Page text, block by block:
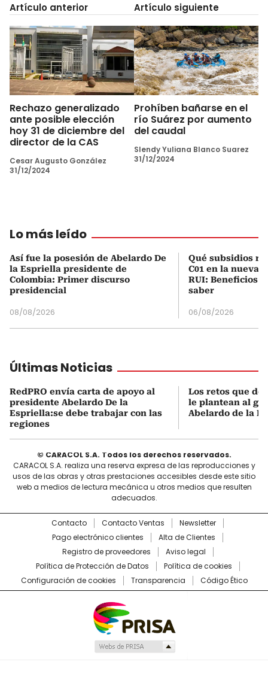
Artículo anterior
Rechazo generalizado
ante posible elección
hoy 31 de diciembre del
director de la CAS
Cesar Augusto González
31/12/2024
Artículo siguiente
Prohíben bañarse en el
río Suárez por aumento
del caudal
Slendy Yuliana Blanco Suarez
31/12/2024
Lo más leído
Así fue la posesión de Abelardo De
la Espriella presidente de
Colombia: Primer discurso
presidencial
08/08/2026
Qué subsidios
C01 en la nueva
RUI: Beneficios
saber
06/08/2026
Últimas Noticias
RedPRO envía carta de apoyo al
presidente Abelardo De la
Espriella:se debe trabajar con las
regiones
Los retos que
le plantean al
Abelardo de la
© CARACOL S.A. Todos los derechos reservados.
CARACOL S.A. realiza una reserva expresa de las reproducciones y
usos de las obras y otras prestaciones accesibles desde este sitio
web a medios de lectura mecánica u otros medios que resulten
adecuados.
Contacto Contacto Ventas
Newsletter
Pago electrónico clientes
Alta de Clientes
Registro de proveedores
Aviso legal
Política de Protección de Datos
Política de cookies
Configuración de cookies
Transparencia Código Ético